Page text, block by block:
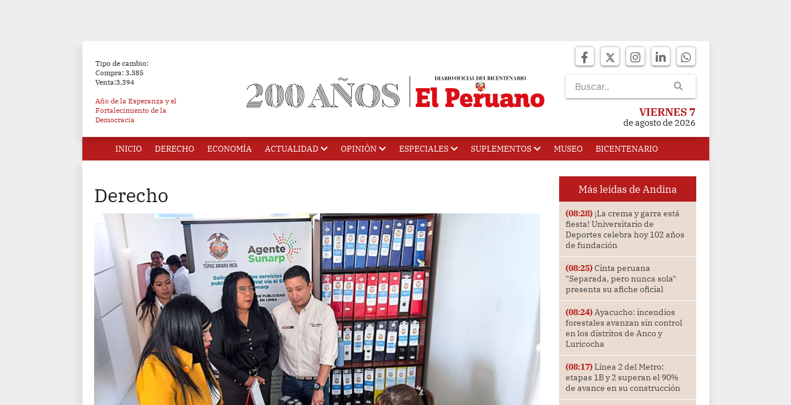
Tipo de cambio:
Compra: 3.385
Venta:3.394
Año de la Esperanza y el
Fortalecimiento de la
Democracia
VIERNES 7
de agosto de 2026
INICIO DERECHO ECONOMÍA ACTUALIDAD OPINIÓN ESPECIALES SUPLEMENTOS MUSEO BICENTENARIO
Derecho Más leídas de Andina
(08:28)¡La crema y garra está
fiesta! Universitario de
Deportes celebra hoy 102 años
de fundación
(08:25)Cinta peruana
"Separada, pero nunca sola"
presenta su afiche oficial
(08:24)Ayacucho: incendios
forestales avanzan sin control
en los distritos de Anco y
Luricocha
(08:17)Línea 2 del Metro:
etapas 1B y 2 superan el 90%
de avance en su construcción